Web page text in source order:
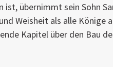
ist, übernimmt sein Sohn
Weisheit als alle Könige
Kapitel über den Bau